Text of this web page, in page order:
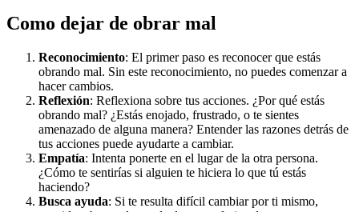
Como dejar de obrar mal
Reconocimiento: El primer paso es reconocer que estás
obrando mal. Sin este reconocimiento, no puedes comenzar a
hacer cambios.
Reflexión: Reflexiona sobre tus acciones. ¿Por qué estás
obrando mal? ¿Estás enojado, frustrado, o te sientes
amenazado de alguna manera? Entender las razones detrás de
tus acciones puede ayudarte a cambiar.
Empatía: Intenta ponerte en el lugar de la otra persona.
¿Cómo te sentirías si alguien te hiciera lo que tú estás
haciendo?
Busca ayuda: Si te resulta difícil cambiar por ti mismo,